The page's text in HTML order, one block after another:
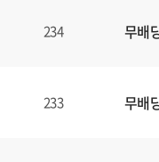
234 무배
233 무배